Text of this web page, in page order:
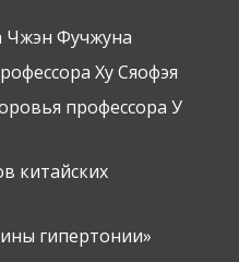
Чжэн Фучжуна
Ху Сяофэя
профессора У
китайских
гипертонии»